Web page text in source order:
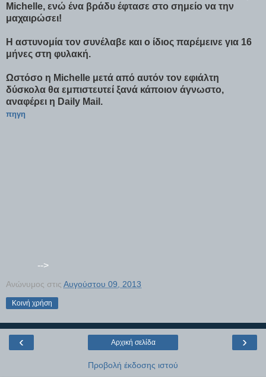
Michelle, ενώ ένα βράδυ έφτασε στο σημείο να την
μαχαιρώσει!
Η αστυνομία τον συνέλαβε και ο ίδιος παρέμεινε για 16
μήνες στη φυλακή.
Ωστόσο η Michelle μετά από αυτόν τον εφιάλτη
δύσκολα θα εμπιστευτεί ξανά κάποιον άγνωστο,
αναφέρει η Daily Mail.
πηγη
-->
Ανώνυμος στις Αυγούστου 09, 2013
Κοινή χρήση
‹ ›
Αρχική σελίδα
Προβολή έκδοσης ιστού